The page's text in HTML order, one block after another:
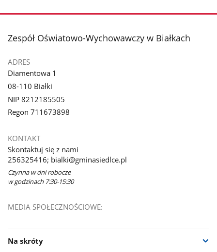
stopka
Zespół Oświatowo-Wychowawczy w Białkach
ADRES
Diamentowa 1
08-110 Białki
NIP 8212185505
Regon 711673898
KONTAKT
Skontaktuj się z nami
256325416; bialki@gminasiedlce.pl
Czynna w dni robocze
w godzinach 7:30-15:30
MEDIA SPOŁECZNOŚCIOWE:
Na skróty